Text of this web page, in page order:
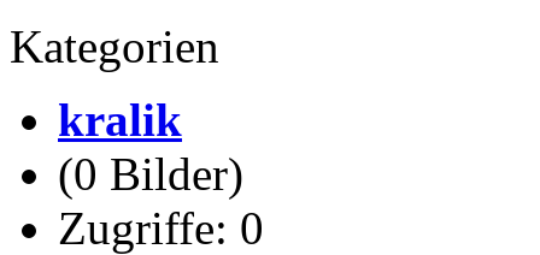
Kategorien
kralik
(0 Bilder)
Zugriffe: 0